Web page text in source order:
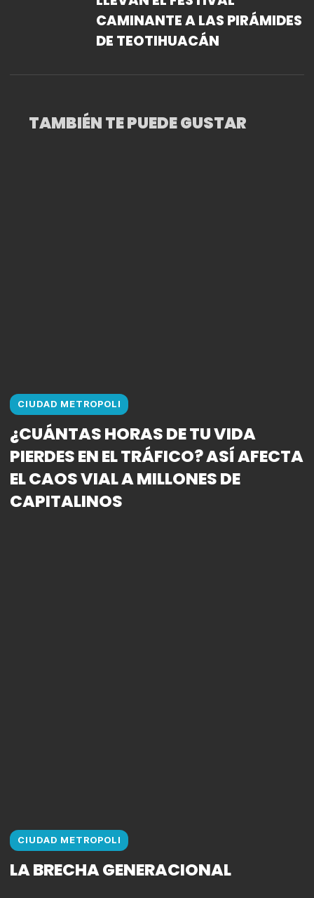
CAMINANTE A LAS PIRÁMIDES
DE TEOTIHUACÁN
TAMBIÉN TE PUEDE GUSTAR
CIUDAD METROPOLI
¿CUÁNTAS HORAS DE TU VIDA
PIERDES EN EL TRÁFICO? ASÍ AFECTA
EL CAOS VIAL A MILLONES DE
CAPITALINOS
CIUDAD METROPOLI
LA BRECHA GENERACIONAL